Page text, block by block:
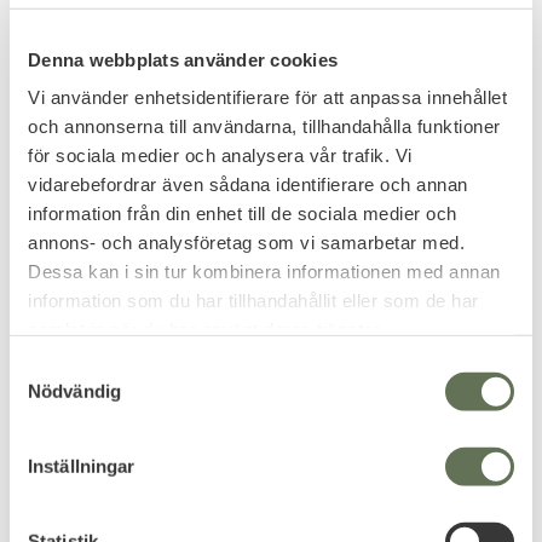
Denna webbplats använder cookies
Vi använder enhetsidentifierare för att anpassa innehållet
och annonserna till användarna, tillhandahålla funktioner
för sociala medier och analysera vår trafik. Vi
vidarebefordrar även sådana identifierare och annan
information från din enhet till de sociala medier och
annons- och analysföretag som vi samarbetar med.
Dessa kan i sin tur kombinera informationen med annan
information som du har tillhandahållit eller som de har
Nödvändig
Inställningar
1 895
Tillverkad i akryl material.
Lägg till i favoriter
Tjock filt perfekt för flytten
FAVORIT